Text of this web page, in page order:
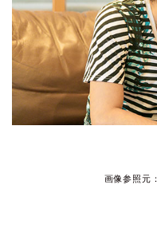
画像参照元